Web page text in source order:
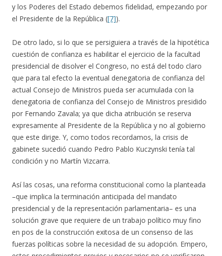
y los Poderes del Estado debemos fidelidad, empezando por
el Presidente de la República ([7]).
De otro lado, si lo que se persiguiera a través de la hipotética
cuestión de confianza es habilitar el ejercicio de la facultad
presidencial de disolver el Congreso, no está del todo claro
que para tal efecto la eventual denegatoria de confianza del
actual Consejo de Ministros pueda ser acumulada con la
denegatoria de confianza del Consejo de Ministros presidido
por Fernando Zavala; ya que dicha atribución se reserva
expresamente al Presidente de la República y no al gobierno
que este dirige. Y, como todos recordamos, la crisis de
gabinete sucedió cuando Pedro Pablo Kuczynski tenía tal
condición y no Martín Vizcarra.
Así las cosas, una reforma constitucional como la planteada
–que implica la terminación anticipada del mandato
presidencial y de la representación parlamentaria– es una
solución grave que requiere de un trabajo político muy fino
en pos de la construcción exitosa de un consenso de las
fuerzas políticas sobre la necesidad de su adopción. Empero,